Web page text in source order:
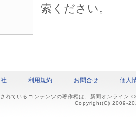
索ください。
利用規約 お問合せ 個人
れているコンテンツの著作権は、新聞オンライン
Copyright(C) 2009-